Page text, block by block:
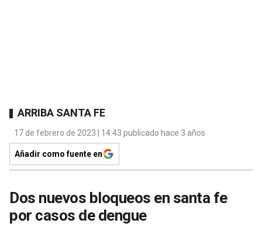
ARRIBA SANTA FE
17 de febrero de 2023 | 14:43 publicado hace 3 años
Añadir como fuente en
Dos nuevos bloqueos en santa fe
por casos de dengue